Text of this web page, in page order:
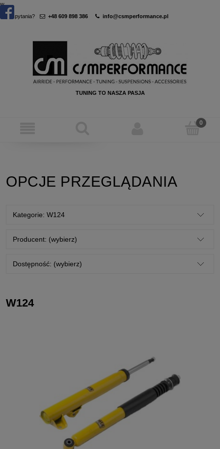
w
Masz pytania? +48 609 898 386 info@csmperformance.pl
TUNING TO NASZA PASJA
OPCJE PRZEGLĄDANIA
Kategorie: W124
Producent: (wybierz)
Dostępność: (wybierz)
W124